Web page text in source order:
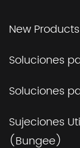
New Products
Soluciones
Soluciones
Sujeciones
(Bungee)